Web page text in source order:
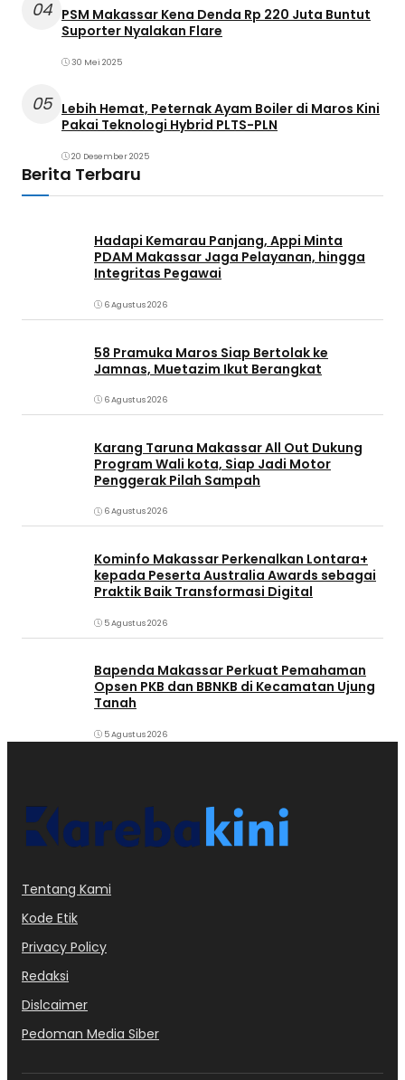
04 PSM Makassar Kena Denda Rp 220 Juta Buntut
Suporter Nyalakan Flare
30 Mei 2025
05 Lebih Hemat, Peternak Ayam Boiler di Maros Kini
Pakai Teknologi Hybrid PLTS-PLN
20 Desember 2025
Berita Terbaru
Hadapi Kemarau Panjang, Appi Minta
PDAM Makassar Jaga Pelayanan, hingga
Integritas Pegawai
6 Agustus 2026
58 Pramuka Maros Siap Bertolak ke
Jamnas, Muetazim Ikut Berangkat
6 Agustus 2026
Karang Taruna Makassar All Out Dukung
Program Wali kota, Siap Jadi Motor
Penggerak Pilah Sampah
6 Agustus 2026
Kominfo Makassar Perkenalkan Lontara+
kepada Peserta Australia Awards sebagai
Praktik Baik Transformasi Digital
5 Agustus 2026
Bapenda Makassar Perkuat Pemahaman
Opsen PKB dan BBNKB di Kecamatan Ujung
Tanah‎
5 Agustus 2026
Tentang Kami
Kode Etik
Privacy Policy
Redaksi
Dislcaimer
Pedoman Media Siber